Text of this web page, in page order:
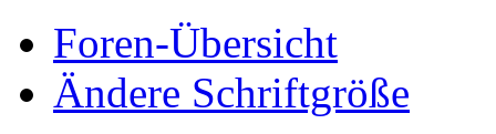
Foren-Übersicht
Ändere Schriftgröße